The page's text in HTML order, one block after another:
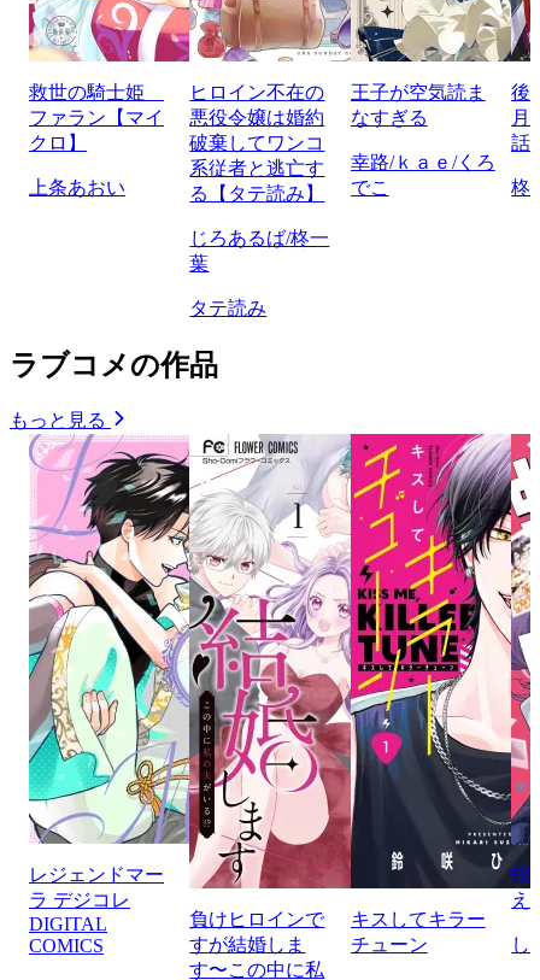
救世の騎士姫
ファラン【マイ
クロ】
上条あおい
ヒロイン不在の
悪役令嬢は婚約
破棄してワンコ
系従者と逃亡す
る【タテ読み】
じろあるば/柊一
葉
タテ読み
王子が空気読ま
なすぎる
幸路/ｋａｅ/くろ
でこ
後
月
話
柊
ラブコメの作品
もっと見る
レジェンドマー
ラ デジコレ
DIGITAL
COMICS
負けヒロインで
すが結婚しま
す〜この中に私
キスしてキラー
チューン
蛇
え
し